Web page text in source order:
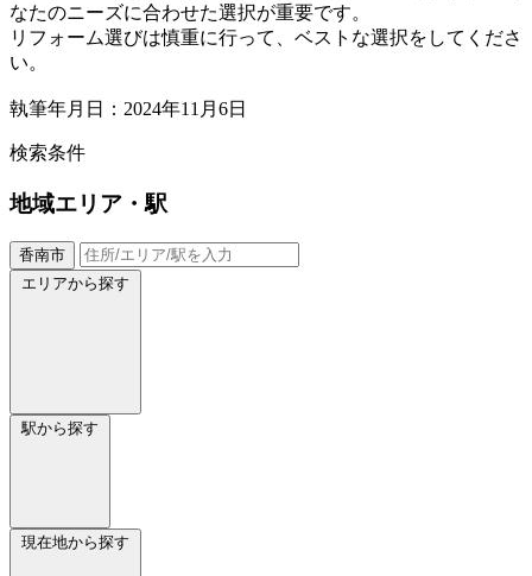
なたのニーズに合わせた選択が重要です。
リフォーム選びは慎重に行って、ベストな選択をしてくださ
い。
執筆年月日：2024年11月6日
検索条件
地域エリア・駅
香南市
エリアから探す
駅から探す
現在地から探す